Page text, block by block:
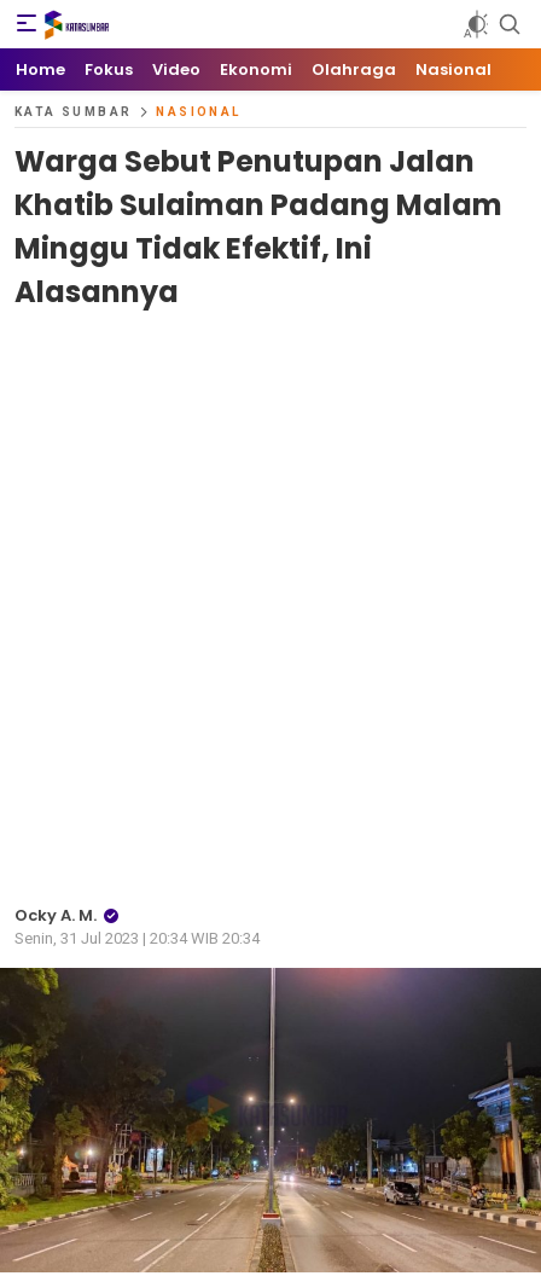
Kata Sumbar
Berita Sumbar Hari Ini
Home Fokus Video Ekonomi Olahraga Nasional
KATA SUMBAR NASIONAL
Warga Sebut Penutupan Jalan
Khatib Sulaiman Padang Malam
Minggu Tidak Efektif, Ini
Alasannya
Ocky A. M.
Senin, 31 Jul 2023 | 20:34 WIB 20:34